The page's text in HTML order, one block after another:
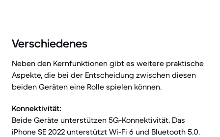
Verschiedenes
Neben den Kernfunktionen gibt es weitere praktische
Aspekte, die bei der Entscheidung zwischen diesen
beiden Geräten eine Rolle spielen können.
Konnektivität:
Beide Geräte unterstützen 5G-Konnektivität. Das
iPhone SE 2022 unterstützt Wi-Fi 6 und Bluetooth 5.0.